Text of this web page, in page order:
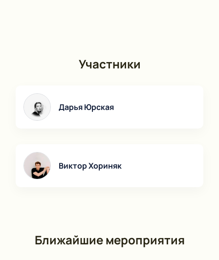
Участники
Дарья Юрская
Виктор Хориняк
Ближайшие мероприятия